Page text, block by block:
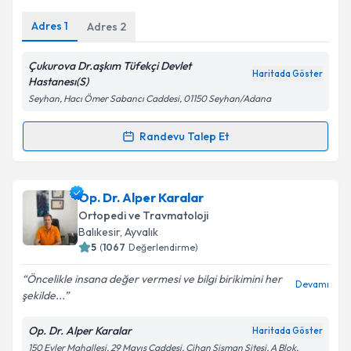
Kişisel verilerimin işlenmesine ilişkin
Aydınlatma
Metni'ni okudum ve kişisel verilerimin belirtilen
Adres 1 Adres 2
Çukurova Dr.aşkım Tüfekçi Devlet
Hastanesı(S)
Haritada Göster
Seyhan, Hacı Ömer Sabancı Caddesi, 01150 Seyhan/Adana
Randevu Talep Et
Randevu Takvimi Talebi
Dr. Mehdi Muştuiçin randevu takvimi talebi oluşturun.
Size bu uzmandan randevu almanız için bir takvim
hazırlandığında e-posta ile bilgilendireceğiz.
Kişisel verilerimin işlenmesine ilişkin
Aydınlatma
Op. Dr. Alper Karalar
Ortopedi ve Travmatoloji
Balıkesir, Ayvalık
5 (1067 Değerlendirme)
Öncelikle insana değer vermesi ve bilgi birikimini her
şekilde...
Devamı
Op. Dr. Alper Karalar Haritada Göster
150 Evler Mahallesi, 29 Mayıs Caddesi, Cihan Şişman Sitesi, A Blok,